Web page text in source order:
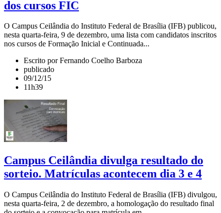
dos cursos FIC
O Campus Ceilândia do Instituto Federal de Brasília (IFB) publicou,
nesta quarta-feira, 9 de dezembro, uma lista com candidatos inscritos
nos cursos de Formação Inicial e Continuada...
Escrito por Fernando Coelho Barboza
publicado
09/12/15
11h39
Campus Ceilândia divulga resultado do
sorteio. Matrículas acontecem dia 3 e 4
O Campus Ceilândia do Instituto Federal de Brasília (IFB) divulgou,
nesta quarta-feira, 2 de dezembro, a homologação do resultado final